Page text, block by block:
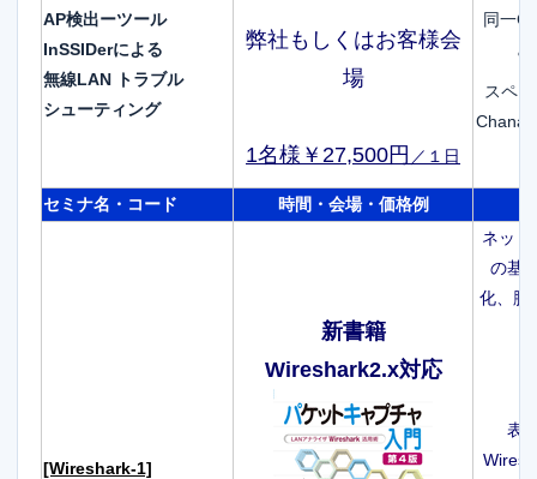
AP検出ーツール
InSSIDerによる
無線LAN トラブル
シューティング
弊社もしくはお客様会
場
1名様￥27,500円 ／１日
同一
スペ
セミナ名・コード 時間・会場・価格例
[Wireshark-1]
新書籍
Wireshark2.x対応
ネッ
の基
化、脱
表